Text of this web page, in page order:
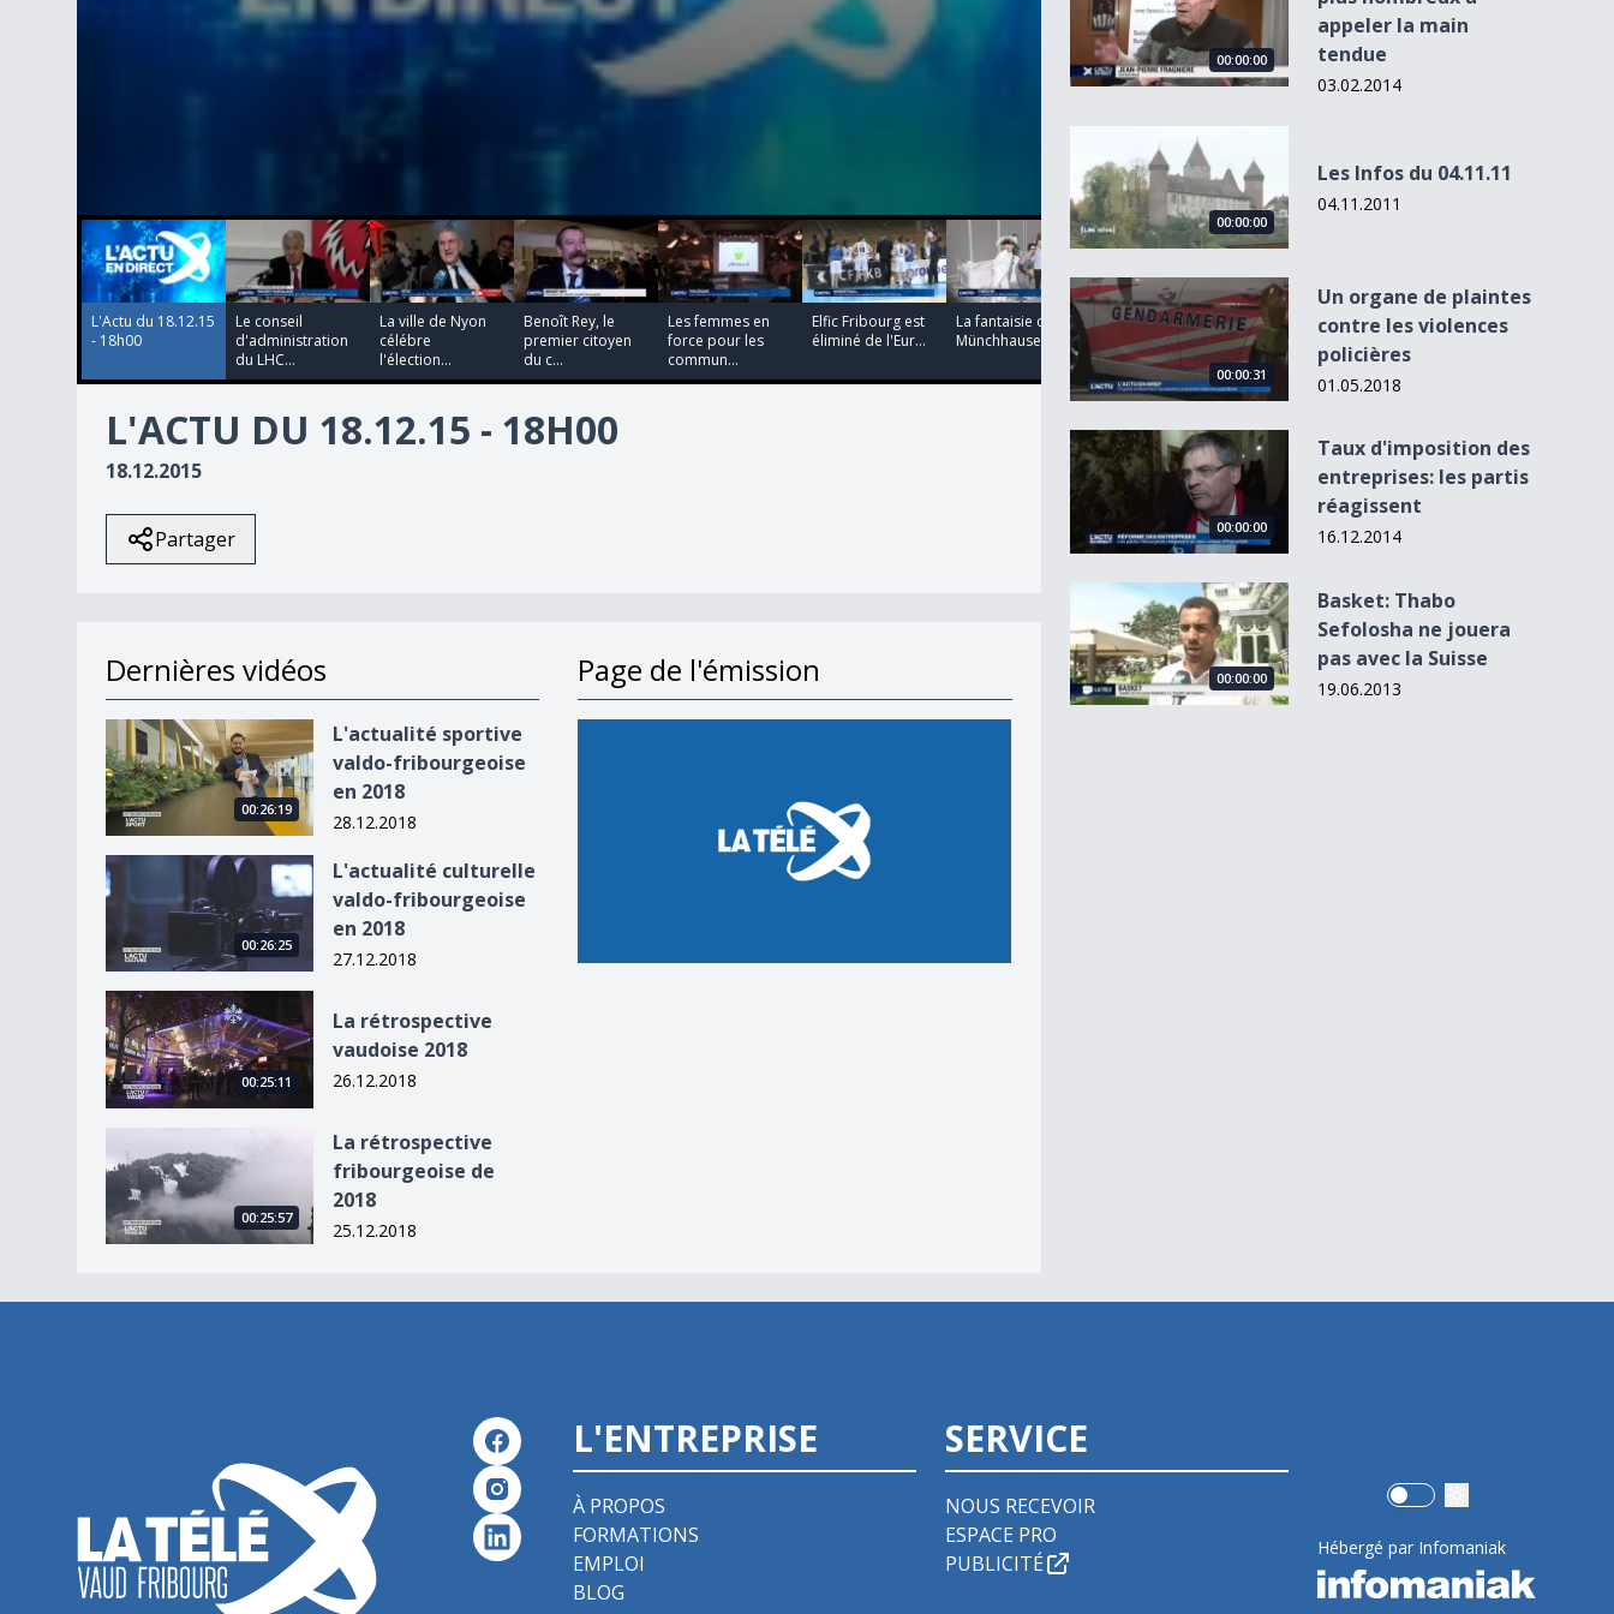
0
seconds
of
secondsVolume
90%
L'Actu du 18.12.15
- 18h00
Le conseil
d'administration
du LHC...
La ville de Nyon
célébre
l'élection...
Benoît Rey, le
premier citoyen
du c...
Les femmes en
force pour les
commun...
Elfic Fribourg est
éliminé de l'Eur...
La fantaisie de
Münchhausen
00:00:00
Un salon qui allie
accueil de jour...
00:00:00
Bernard Bucher et
son épouse
illumi...
00:00:00
La magie du verre
expliquée...
L'ACTU DU 18.12.15 - 18H00
18.12.2015
Partager
Dernières vidéos
L&#039;actualité sportive valdo-fribourgeoise en 2018
00:26:19
L'actualité sportive
valdo-fribourgeoise
en 2018
28.12.2018
L&#039;actualité culturelle valdo-fribourgeoise en 2018
00:26:25
L'actualité culturelle
valdo-fribourgeoise
en 2018
27.12.2018
La rétrospective vaudoise 2018
00:25:11
La rétrospective
vaudoise 2018
26.12.2018
La rétrospective fribourgeoise de 2018
00:25:57
La rétrospective
fribourgeoise de
2018
25.12.2018
Page de l'émission
00:00:00
appeler la main
tendue
03.02.2014
Les Infos du 04.11.11
00:00:00
Les Infos du 04.11.11
04.11.2011
Un organe de plaintes contre les violences policières
00:00:31
Un organe de plaintes
contre les violences
policières
01.05.2018
Taux d&#039;imposition des entreprises: les partis
00:00:00
Taux d'imposition des
entreprises: les partis
réagissent
16.12.2014
Basket: Thabo Sefolosha ne jouera pas avec la Suisse
00:00:00
Basket: Thabo
Sefolosha ne jouera
pas avec la Suisse
19.06.2013
L'ENTREPRISE
À PROPOS
FORMATIONS
EMPLOI
BLOG
SERVICE
NOUS RECEVOIR
ESPACE PRO
PUBLICITÉ
Use setting
Hébergé par Infomaniak